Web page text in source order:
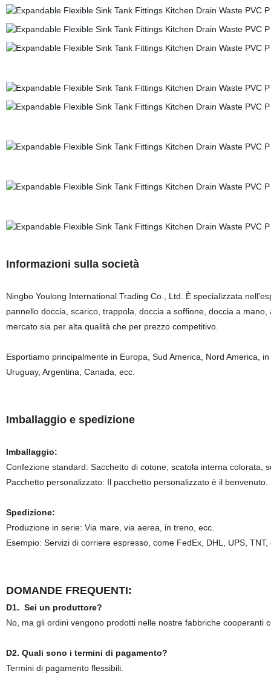
Informazioni sulla società
Ningbo Youlong International Trading Co., Ltd. È specializzata
pannello doccia, scarico, trappola, doccia a soffione, doccia a
mercato sia per alta qualità che per prezzo competitivo.
Esportiamo principalmente in Europa, Sud America, Nord America,
Uruguay, Argentina, Canada, ecc.
Imballaggio e spedizione
Imballaggio:
Confezione standard: Sacchetto di cotone, scatola interna colorata,
Pacchetto personalizzato: Il pacchetto personalizzato è il benvenuto.
Spedizione:
Produzione in serie: Via mare, via aerea, in treno, ecc.
Esempio: Servizi di corriere espresso, come FedEx, DHL, UPS, TNT,
DOMANDE FREQUENTI:
D1. Sei un produttore?
No, ma gli ordini vengono prodotti nelle nostre fabbriche cooperanti
D2. Quali sono i termini di pagamento?
Termini di pagamento flessibili.